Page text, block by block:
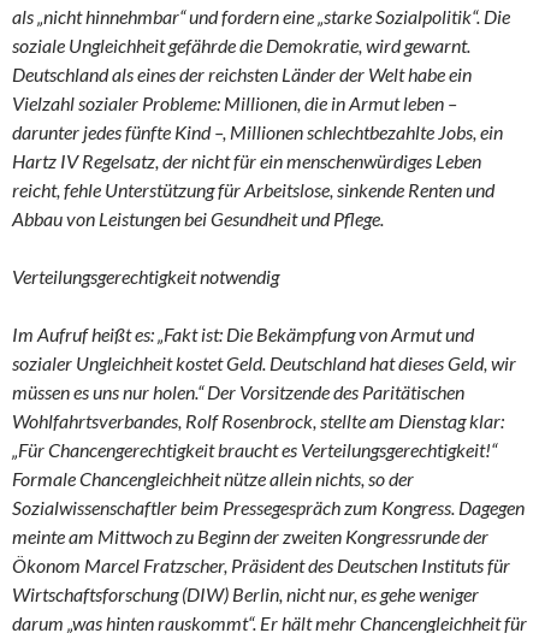
als „nicht hinnehmbar“ und fordern eine „starke Sozialpolitik“. Die
soziale Ungleichheit gefährde die Demokratie, wird gewarnt.
Deutschland als eines der reichsten Länder der Welt habe ein
Vielzahl sozialer Probleme: Millionen, die in Armut leben –
darunter jedes fünfte Kind –, Millionen schlechtbezahlte Jobs, ein
Hartz IV Regelsatz, der nicht für ein menschenwürdiges Leben
reicht, fehle Unterstützung für Arbeitslose, sinkende Renten und
Abbau von Leistungen bei Gesundheit und Pflege.
Verteilungsgerechtigkeit notwendig
Im Aufruf heißt es: „Fakt ist: Die Bekämpfung von Armut und
sozialer Ungleichheit kostet Geld. Deutschland hat dieses Geld, wir
müssen es uns nur holen.“ Der Vorsitzende des Paritätischen
Wohlfahrtsverbandes, Rolf Rosenbrock, stellte am Dienstag klar:
„Für Chancengerechtigkeit braucht es Verteilungsgerechtigkeit!“
Formale Chancengleichheit nütze allein nichts, so der
Sozialwissenschaftler beim Pressegespräch zum Kongress. Dagegen
meinte am Mittwoch zu Beginn der zweiten Kongressrunde der
Ökonom Marcel Fratzscher, Präsident des Deutschen Instituts für
Wirtschaftsforschung (DIW) Berlin, nicht nur, es gehe weniger
darum „was hinten rauskommt“. Er hält mehr Chancengleichheit für